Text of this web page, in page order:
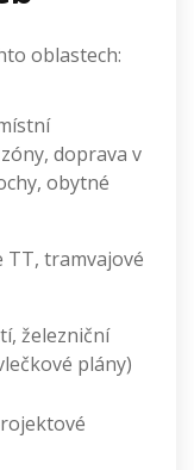
oblastech:
doprava v
obytné
tramvajové
železniční
plány)